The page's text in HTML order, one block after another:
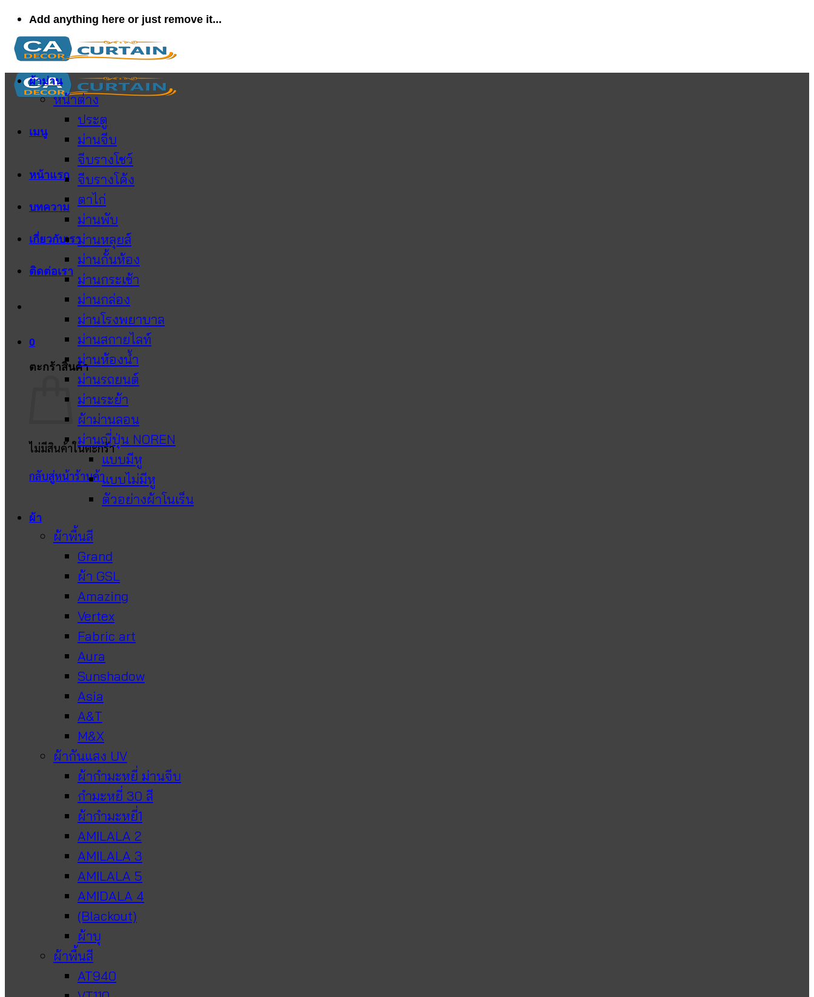
ข้าม
ยัง
เนื้อหา
Add anything here or just remove it...
เมนู
หน้าแรก
บทความ
เกี่ยวกับเรา
ติดต่อเรา
0
ตะกร้าสินค้า
ไม่มีสินค้าในตะกร้า
กลับสู่หน้าร้านค้า
ผ้าม่าน
หน้าต่าง
ประตู
ม่านจีบ
จีบรางโชว์
จีบรางโค้ง
ตาไก่
ม่านพับ
ม่านหลุยส์
ม่านกั้นห้อง
ม่านกระเช้า
ม่านกล่อง
ม่านโรงพยาบาล
ม่านสกายไลท์
ม่านห้องน้ำ
ม่านรถยนต์
ม่านระย้า
ผ้าม่านลอน
ม่านญี่ปุ่น NOREN
แบบมีหู
แบบไม่มีหู
ตัวอย่างผ้าโนเร็น
ผ้า
ผ้าพื้นสี
Grand
ผ้า GSL
Amazing
Vertex
Fabric art
Aura
Sunshadow
Asia
A&T
M&X
ผ้ากันแสง UV
ผ้ากำมะหยี่ ม่านจีบ
กำมะหยี่ 30 สี
ผ้ากำมะหยี่1
AMILALA 2
AMILALA 3
AMILALA 5
AMIDALA 4
(Blackout)
ผ้าบุ
ผ้าพื้นสี
AT940